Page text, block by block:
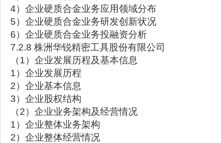
4）企业硬质合金业务应用领域分布
5）企业硬质合金业务研发创新状况
6）企业硬质合金业务投融资分析
7.2.8 株洲华锐精密工具股份有限公司
（1）企业发展历程及基本信息
1）企业发展历程
2）企业基本信息
3）企业股权结构
（2）企业业务架构及经营情况
1）企业整体业务架构
2）企业整体经营情况